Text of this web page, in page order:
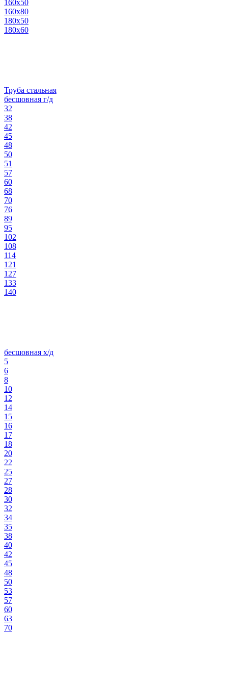
160х50
160х80
180х50
180х60
Труба стальная
бесшовная г/д
32
38
42
45
48
50
51
57
60
68
70
76
89
95
102
108
114
121
127
133
140
бесшовная х/д
5
6
8
10
12
14
15
16
17
18
20
22
25
27
28
30
32
34
35
38
40
42
45
48
50
53
57
60
63
70